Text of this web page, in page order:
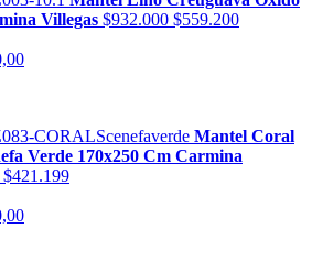
Villegas $932.000 $559.200
Mantel Coral
Verde 170x250 Cm Carmina
$421.199